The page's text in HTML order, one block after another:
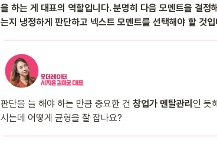
을 하는 게 대표의 역할입니다. 분명히 다음 모멘트을 결
는지 냉정하게 판단하고 넥스트 모멘트를 선택해야 할 것
판단을 늘 해야 하는 만큼 중요한 건 창업가 멘탈관리 인 듯
시는데 어떻게 균형을 잘 잡나요?